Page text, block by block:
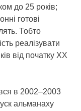
до 25 років;
готові
Тобто
реалізувати
від початку ХХ
в 2002–2003
альманаху